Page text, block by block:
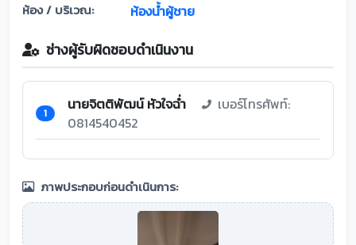
ห้อง / บริเวณ: ห้องน้ำผู้ชาย
ช่างผู้รับผิดชอบดำเนินงาน
1 นายจิตติพัฒน์ หัวใจฉ่ำ
เบอร์โทรศัพท์:
0814540452
ภาพประกอบก่อนดำเนินการ: